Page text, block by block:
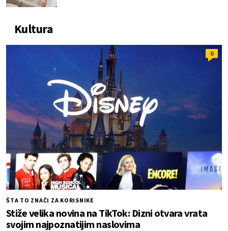
Kultura
0
ŠTA TO ZNAČI ZA KORISNIKE
Stiže velika novina na TikTok: Dizni otvara vrata
svojim najpoznatijim naslovima